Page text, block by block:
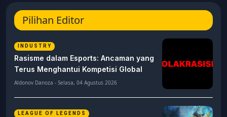
Pilihan Editor
INDUSTRY
Rasisme dalam Esports: Ancaman yang
Terus Menghantui Kompetisi Global
Aldonov Danoza - Selasa, 04 Agustus 2026
LEAGUE OF LEGENDS